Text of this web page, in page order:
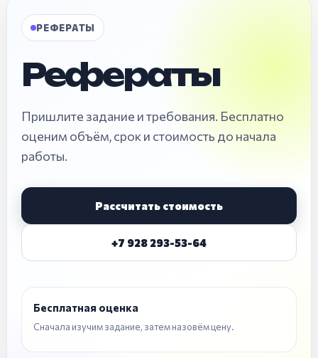
РЕФЕРАТЫ
Рефераты
Пришлите задание и требования. Бесплатно
оценим объём, срок и стоимость до начала
работы.
Рассчитать стоимость
+7 928 293-53-64
Бесплатная оценка
Сначала изучим задание, затем назовём цену.